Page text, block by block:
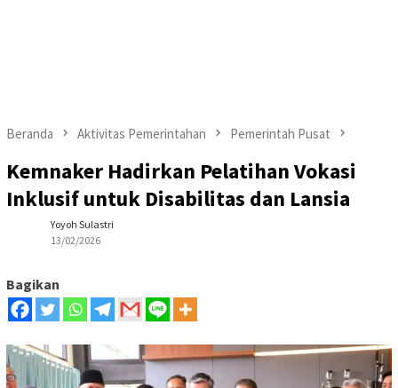
Beranda Aktivitas Pemerintahan Pemerintah Pusat
Kemnaker Hadirkan Pelatihan Vokasi
Inklusif untuk Disabilitas dan Lansia
Yoyoh Sulastri
13/02/2026
Bagikan